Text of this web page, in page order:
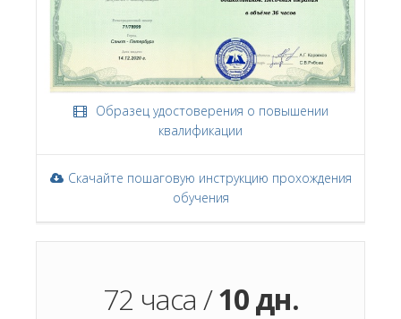
Образец удостоверения о повышении
квалификации
Скачайте пошаговую инструкцию прохождения
обучения
72 часа /10 дн.